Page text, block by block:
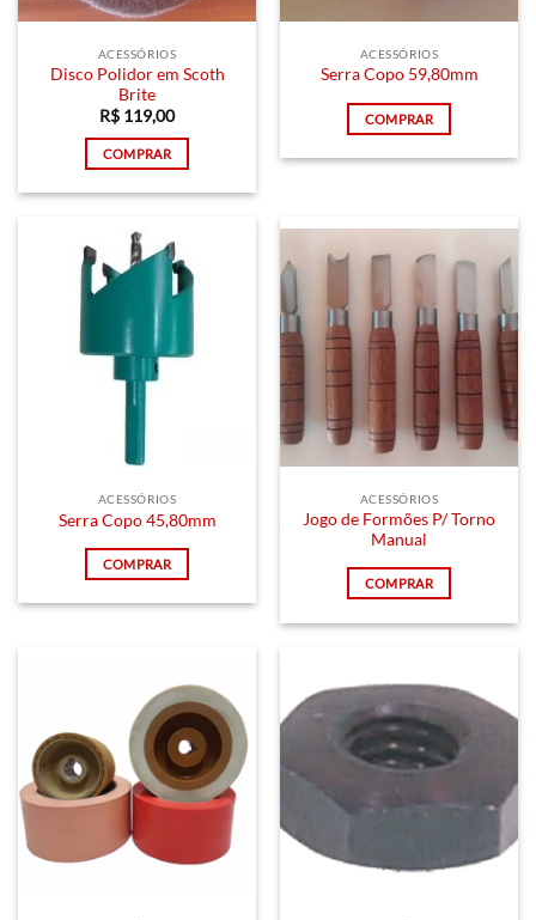
ACESSÓRIOS
Disco Polidor em Scoth
Brite
R$ 119,00
COMPRAR
ACESSÓRIOS
Serra Copo 59,80mm
COMPRAR
ACESSÓRIOS
Serra Copo 45,80mm
COMPRAR
ACESSÓRIOS
Jogo de Formões P/ Torno
Manual
COMPRAR